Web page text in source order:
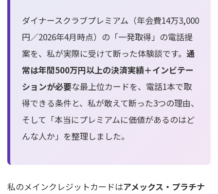
ダイナースクラブプレミアム（年会費14万3,000
円／2026年4月時点）の「一発取得」の電話提
案を、私が実際に受けて断った体験談です。 通
常は年間500万円以上の決済実績＋インビテー
ションが必要な最上位カードを、電話1本で取
得できる条件と、私が敢えて断った3つの理由、
そして「本当にプレミアムに価値があるのはど
んな人か」を整理しました。
私のメインクレジットカードはアメックス・プラチナ